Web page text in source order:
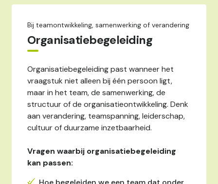
Bij teamontwikkeling, samenwerking of verandering
Organisatiebegeleiding
Organisatiebegeleiding past wanneer het
vraagstuk niet alleen bij één persoon ligt,
maar in het team, de samenwerking, de
structuur of de organisatieontwikkeling. Denk
aan verandering, teamspanning, leiderschap,
cultuur of duurzame inzetbaarheid.
Vragen waarbij organisatiebegeleiding
kan passen: